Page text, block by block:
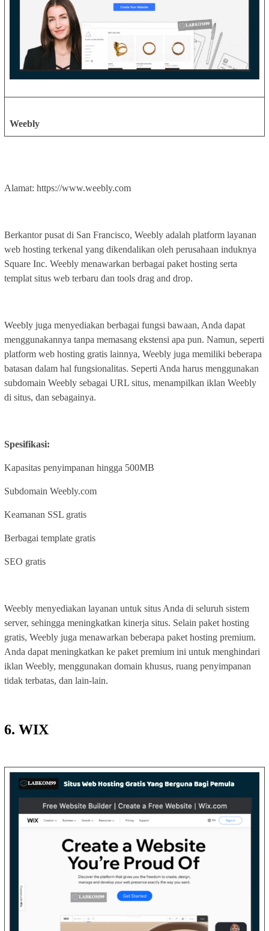
Weebly
Alamat: https://www.weebly.com
Berkantor pusat di San Francisco, Weebly adalah platform layanan
web hosting terkenal yang dikendalikan oleh perusahaan induknya
Square Inc. Weebly menawarkan berbagai paket hosting serta
templat situs web terbaru dan tools drag and drop.
Weebly juga menyediakan berbagai fungsi bawaan, Anda dapat
menggunakannya tanpa memasang ekstensi apa pun. Namun, seperti
platform web hosting gratis lainnya, Weebly juga memiliki beberapa
batasan dalam hal fungsionalitas. Seperti Anda harus menggunakan
subdomain Weebly sebagai URL situs, menampilkan iklan Weebly
di situs, dan sebagainya.
Spesifikasi:
Kapasitas penyimpanan hingga 500MB
Subdomain Weebly.com
Keamanan SSL gratis
Berbagai template gratis
SEO gratis
Weebly menyediakan layanan untuk situs Anda di seluruh sistem
server, sehingga meningkatkan kinerja situs. Selain paket hosting
gratis, Weebly juga menawarkan beberapa paket hosting premium.
Anda dapat meningkatkan ke paket premium ini untuk menghindari
iklan Weebly, menggunakan domain khusus, ruang penyimpanan
tidak terbatas, dan lain-lain.
6. WIX